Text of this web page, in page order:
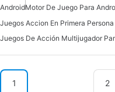
AndroidMotor De Juego Para
1 2